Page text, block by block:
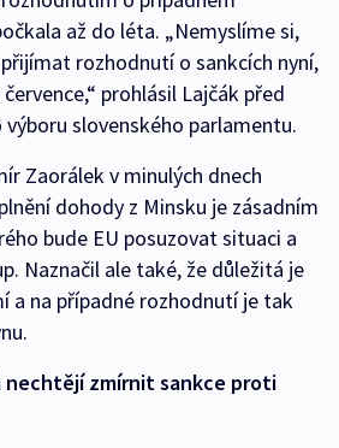
až do léta. „Nemyslíme si,
rozhodnutí o sankcích nyní,
prohlásil Lajčák před
slovenského parlamentu.
Zaorálek v minulých dnech
dohody z Minsku je zásadním
bude EU posuzovat situaci a
Naznačil ale také, že důležitá je
a na případné rozhodnutí je tak
nechtějí zmírnit sankce proti